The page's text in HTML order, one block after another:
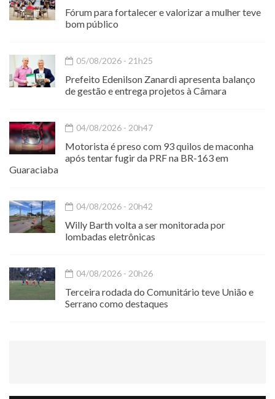
Fórum para fortalecer e valorizar a mulher teve
bom público
05/08/2026 - 21h25
Prefeito Edenilson Zanardi apresenta balanço
de gestão e entrega projetos à Câmara
04/08/2026 - 20h47
Motorista é preso com 93 quilos de maconha
após tentar fugir da PRF na BR-163 em
Guaraciaba
04/08/2026 - 20h42
Willy Barth volta a ser monitorada por
lombadas eletrônicas
04/08/2026 - 20h26
Terceira rodada do Comunitário teve União e
Serrano como destaques